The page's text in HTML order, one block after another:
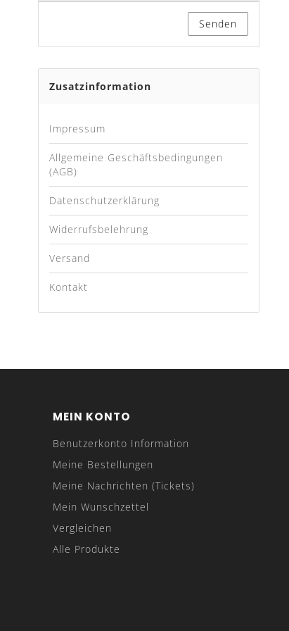
Senden
Zusatzinformation
Impressum
Allgemeine Geschäftsbedingungen
(AGB)
Datenschutzerklärung
Widerrufsbelehrung
Versand
Kontakt
MEIN KONTO
Benutzerkonto Information
Meine Bestellungen
Meine Nachrichten (Tickets)
Mein Wunschzettel
Vergleichen
Alle Produkte